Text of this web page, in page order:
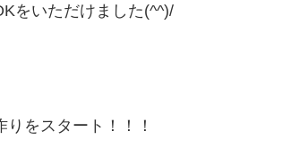
をいただけました(^^)/
をスタート！！！